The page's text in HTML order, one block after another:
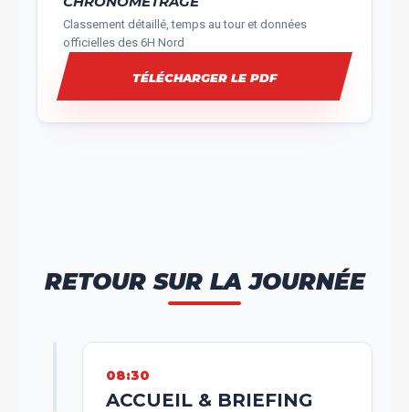
Classement détaillé, temps au tour et données
officielles des 6H Nord
TÉLÉCHARGER LE PDF
RETOUR SUR LA JOURNÉE
08:30
ACCUEIL & BRIEFING